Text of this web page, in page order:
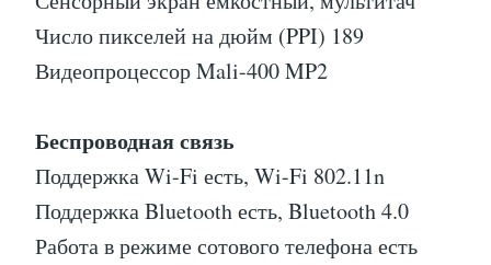
Число пикселей на дюйм (PPI) 189
Видеопроцессор Mali-400 MP2
Беспроводная связь
Поддержка Wi-Fi есть, Wi-Fi 802.11n
Поддержка Bluetooth есть, Bluetooth 4.0
Работа в режиме сотового телефона есть